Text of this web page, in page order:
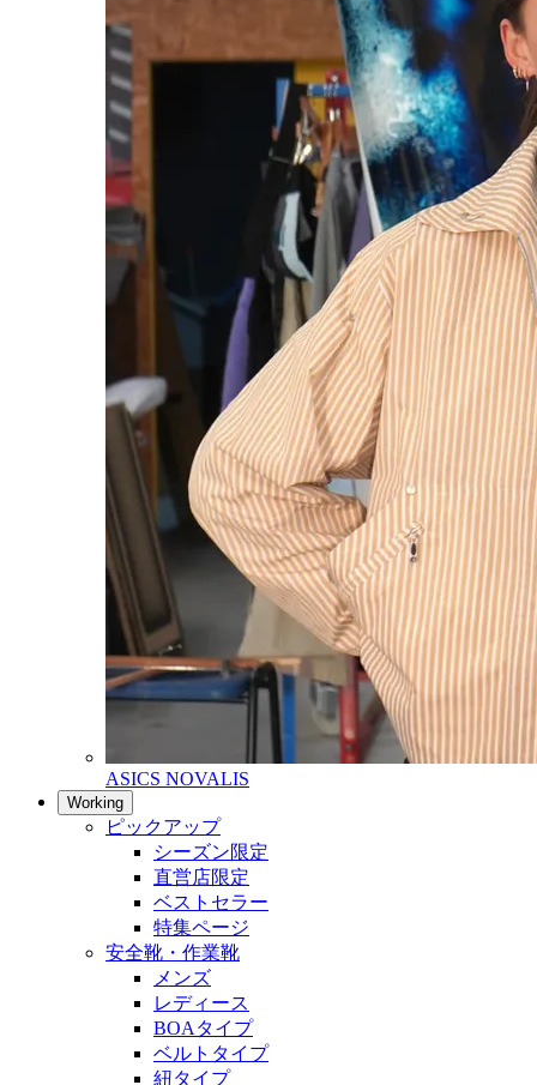
ASICS NOVALIS
Working
ピックアップ
シーズン限定
直営店限定
ベストセラー
特集ページ
安全靴・作業靴
メンズ
レディース
BOAタイプ
ベルトタイプ
紐タイプ